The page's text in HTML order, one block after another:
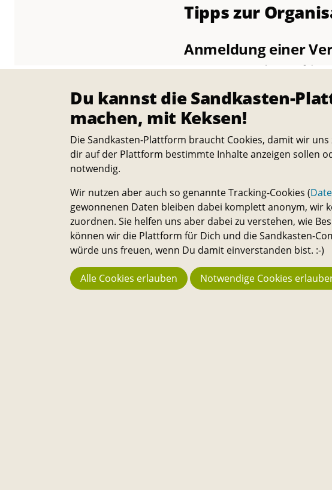
Tipps zur
Anmeldung einer
Um eine Veranstaltung auf
Veranstaltungsorte
Solltest du noch nicht wissen,
mal Inspiration im Modul
Nachhaltigkeit
Bitte achte bei deinem Event
paar Tipps dazu imHandbuch
Hab viel Spaß bei deiner
Du kannst die Sandkasten-
machen, mit Keksen!
Die Sandkasten-Plattform braucht Cookies, damit wir
dir auf der Plattform bestimmte Inhalte anzeigen sollen
notwendig.
Wir nutzen aber auch so genannte Tracking-Cookies (
gewonnenen Daten bleiben dabei komplett anonym, wir
zuordnen. Sie helfen uns aber dabei zu verstehen, wie
können wir die Plattform für Dich und die Sandkasten-
würde uns freuen, wenn Du damit einverstanden bist. :-)
Alle Cookies erlauben Notwendige Cookies